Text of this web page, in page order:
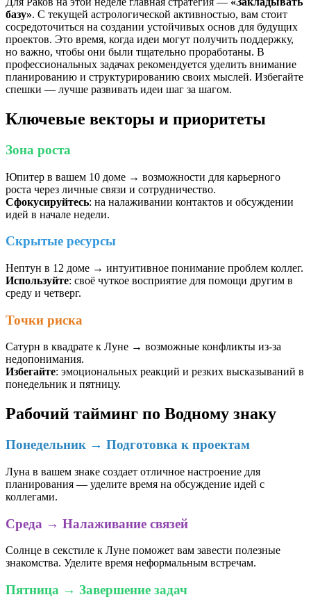
базу». С текущей астрологической активностью, вам стоит
сосредоточиться на создании устойчивых основ для будущих
проектов. Это время, когда идеи могут получить поддержку,
но важно, чтобы они были тщательно проработаны. В
профессиональных задачах рекомендуется уделить внимание
планированию и структурированию своих мыслей. Избегайте
спешки — лучше развивать идеи шаг за шагом.
Ключевые векторы и приоритеты
Зона роста
Юпитер в вашем 10 доме → возможности для карьерного
роста через личные связи и сотрудничество.
Сфокусируйтесь: на налаживании контактов и обсуждении
идей в начале недели.
Скрытые ресурсы
Нептун в 12 доме → интуитивное понимание проблем коллег.
Используйте: своё чуткое восприятие для помощи другим в
среду и четверг.
Точки риска
Сатурн в квадрате к Луне → возможные конфликты из-за
недопонимания.
Избегайте: эмоциональных реакций и резких высказываний в
понедельник и пятницу.
Рабочий тайминг по Водному знаку
Понедельник → Подготовка к проектам
Луна в вашем знаке создает отличное настроение для
планирования — уделите время на обсуждение идей с
коллегами.
Среда → Налаживание связей
Солнце в секстиле к Луне поможет вам завести полезные
знакомства. Уделите время неформальным встречам.
Пятница → Завершение задач